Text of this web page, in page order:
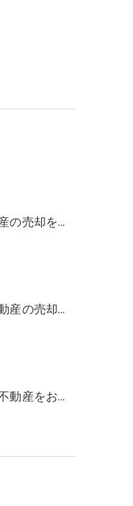
有田市で不動産の売却をお考えの方、ぜひ当社にご連絡ください
有田川町で不動産の売却をお考えの方は、当社にご連絡ください
湯浅町吉川で不動産をお求めの方、土地、中古住宅情報有ります